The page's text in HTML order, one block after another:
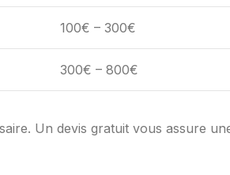
100€ – 300€
300€ – 800€
Un devis gratuit vous assure